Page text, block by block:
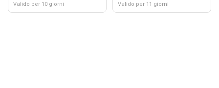
Valido per 10 giorni Valido per 11 giorni